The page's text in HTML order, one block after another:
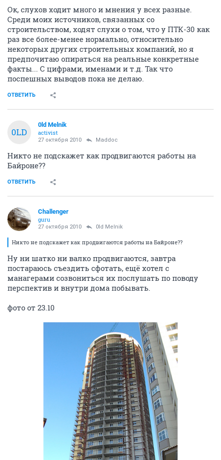
Ок, слухов ходит много и мнения у всех разные.
Среди моих источников, связанных со
строительством, ходят слухи о том, что у ПТК-30 как
раз все более-менее нормально, относительно
некоторых других строительных компаний, но я
предпочитаю опираться на реальные конкретные
факты... С цифрами, именами и т.д. Так что
поспешных выводов пока не делаю.
ОТВЕТИТЬ
0LD
0ld Melnik
activist
27 октября 2010 Maddoc
Никто не подскажет как продвигаются работы на
Байроне??
ОТВЕТИТЬ
Challenger
guru
27 октября 2010 0ld Melnik
Никто не подскажет как продвигаются работы на Байроне??
Ну ни шатко ни валко продвигаются, завтра
постараюсь съездить сфотать, ещё хотел с
манагерами созвониться их послушать по поводу
перспектив и внутри дома побывать.
фото от 23.10